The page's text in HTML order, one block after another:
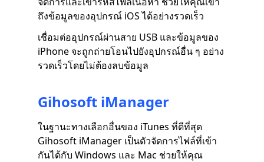
ถึงข้อมูลของอุปกรณ์ iOS ได้อย่างรวดเร็ว
เชื่อมต่ออุปกรณ์ผ่านสาย USB และข้อมูลของ
iPhone จะถูกถ่ายโอนไปยังอุปกรณ์อื่น ๆ อย่าง
รวดเร็วโดยไม่ต้องลบข้อมูล
Gihosoft iManager
ในฐานะทางเลือกอื่นของ iTunes ที่ดีที่สุด
Gihosoft iManager เป็นตัวจัดการไฟล์ที่เข้า
กันได้กับ Windows และ Mac ช่วยให้คุณ